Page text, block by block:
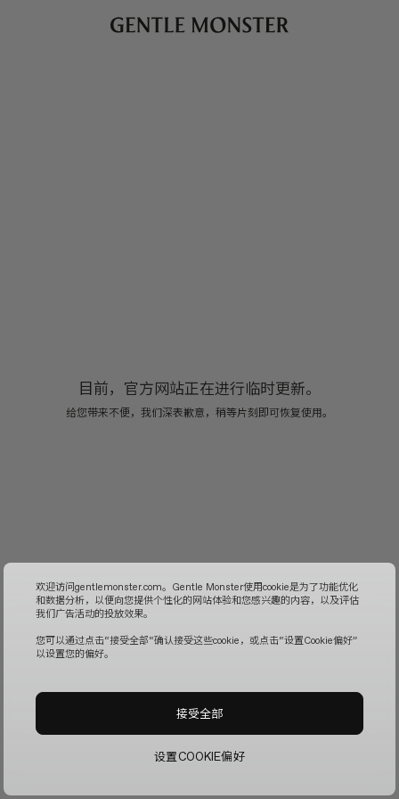
目前，官方网站正在进行临时更新。
给您带来不便，我们深表歉意，稍等片刻即可恢复使用。
欢迎访问gentlemonster.com。Gentle Monster使用cookie是为了功能优化
和数据分析，以便向您提供个性化的网站体验和您感兴趣的内容，以及评估
我们广告活动的投放效果。
您可以通过点击“接受全部“确认接受这些cookie，或点击“设置Cookie偏好”
以设置您的偏好。
设置COOKIE偏好
接受全部